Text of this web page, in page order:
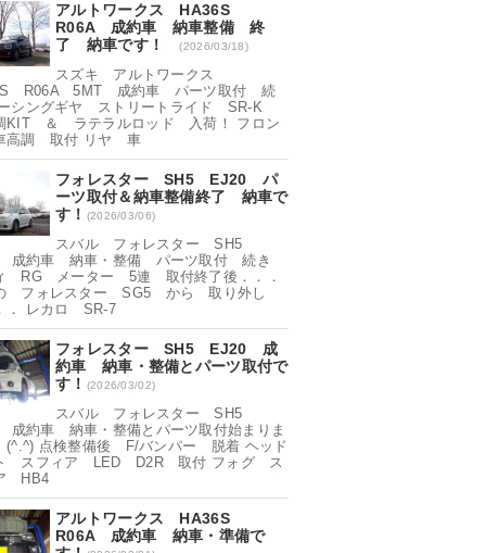
アルトワークス HA36S
R06A 成約車 納車整備 終
了 納車です！(2026/03/18)
スズキ アルトワークス
R06A 5MT 成約車 パーツ取付 続
シングギヤ ストリートライド SR-K
KIT ＆ ラテラルロッド 入荷！ フロン
高調 取付 リヤ 車
フォレスター SH5 EJ20 パ
ーツ取付＆納車整備終了 納車で
す！ (2026/03/06)
スバル フォレスター SH5
成約車 納車・整備 パーツ取付 続き
RG メーター 5連 取付終了後．．．
フォレスター SG5 から 取り外し
． レカロ SR-7
フォレスター SH5 EJ20 成
約車 納車・整備とパーツ取付で
す！ (2026/03/02)
スバル フォレスター SH5
約車 納車・整備とパーツ取付始まりま
点検整備後 F/バンパー 脱着 ヘッド
スフィア LED D2R 取付 フォグ ス
HB4
アルトワークス HA36S
R06A 成約車 納車・準備で